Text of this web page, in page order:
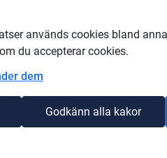
används cookies bland
du accepterar cookies.
dem
Godkänn alla kakor